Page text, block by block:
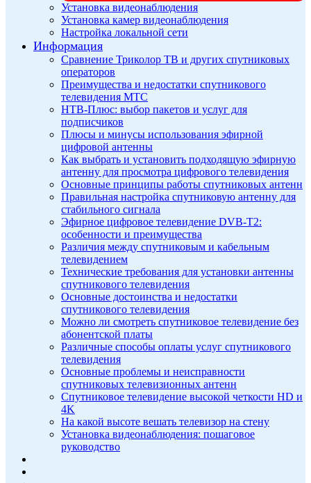
Установка видеонаблюдения
Установка камер видеонаблюдения
Настройка локальной сети
Информация
Сравнение Триколор ТВ и других спутниковых
операторов
Преимущества и недостатки спутникового
телевидения МТС
НТВ-Плюс: выбор пакетов и услуг для
подписчиков
Плюсы и минусы использования эфирной
цифровой антенны
Как выбрать и установить подходящую эфирную
антенну для просмотра цифрового телевидения
Основные принципы работы спутниковых антенн
Правильная настройка спутниковую антенну для
стабильного сигнала
Эфирное цифровое телевидение DVB-T2:
особенности и преимущества
Различия между спутниковым и кабельным
телевидением
Технические требования для установки антенны
спутникового телевидения
Основные достоинства и недостатки
спутникового телевидения
Можно ли смотреть спутниковое телевидение без
абонентской платы
Различные способы оплаты услуг спутникового
телевидения
Основные проблемы и неисправности
спутниковых телевизионных антенн
Спутниковое телевидение высокой четкости HD и
4K
На какой высоте вешать телевизор на стену
Установка видеонаблюдения: пошаговое
руководство